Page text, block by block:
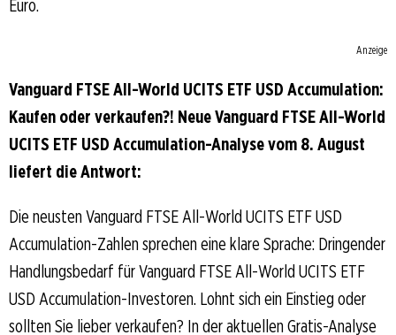
Euro.
Anzeige
Vanguard FTSE All-World UCITS ETF USD Accumulation:
Kaufen oder verkaufen?! Neue Vanguard FTSE All-World
UCITS ETF USD Accumulation-Analyse vom 8. August
liefert die Antwort:
Die neusten Vanguard FTSE All-World UCITS ETF USD
Accumulation-Zahlen sprechen eine klare Sprache: Dringender
Handlungsbedarf für Vanguard FTSE All-World UCITS ETF
USD Accumulation-Investoren. Lohnt sich ein Einstieg oder
sollten Sie lieber verkaufen? In der aktuellen Gratis-Analyse